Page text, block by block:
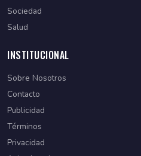
Sociedad
Salud
INSTITUCIONAL
Sobre Nosotros
Contacto
Publicidad
Términos
Privacidad